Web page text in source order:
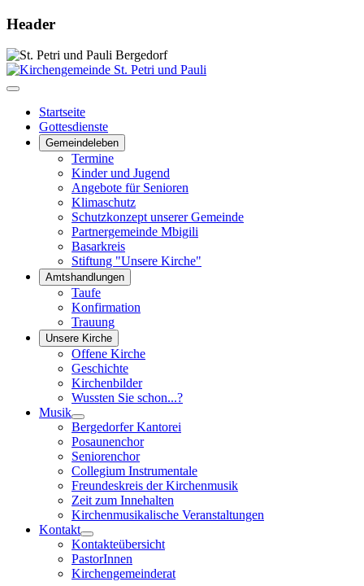
Header
Startseite
Gottesdienste
Gemeindeleben
Termine
Kinder und Jugend
Angebote für Senioren
Klimaschutz
Schutzkonzept unserer Gemeinde
Partnergemeinde Mbigili
Basarkreis
Stiftung "Unsere Kirche"
Amtshandlungen
Taufe
Konfirmation
Trauung
Unsere Kirche
Offene Kirche
Geschichte
Kirchenbilder
Wussten Sie schon...?
Musik
Bergedorfer Kantorei
Posaunenchor
Seniorenchor
Collegium Instrumentale
Freundeskreis der Kirchenmusik
Zeit zum Innehalten
Kirchenmusikalische Veranstaltungen
Kontakt
Kontakteübersicht
PastorInnen
Kirchengemeinderat